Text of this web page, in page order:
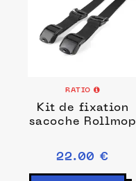
RATIO
Kit de fixation
sacoche Rollmop
22.00 €